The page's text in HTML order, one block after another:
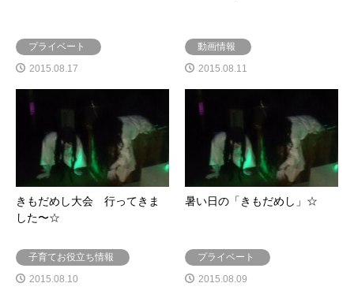
プライベート
2015.08.17
動画情報
2015.08.11
きもだめし大会 行ってきま
した〜☆
子育てお役立ち情報
2015.08.10
暑い日の「きもだめし」☆
プライベート
2015.08.09